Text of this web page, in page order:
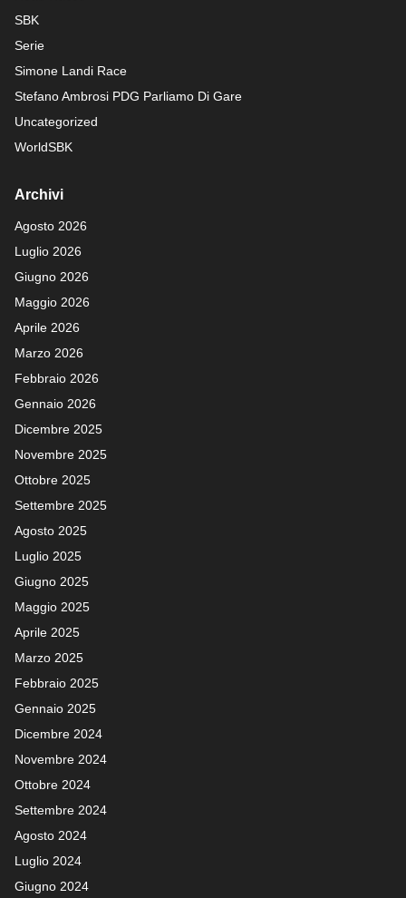
SBK
Serie
Simone Landi Race
Stefano Ambrosi PDG Parliamo Di Gare
Uncategorized
WorldSBK
Archivi
Agosto 2026
Luglio 2026
Giugno 2026
Maggio 2026
Aprile 2026
Marzo 2026
Febbraio 2026
Gennaio 2026
Dicembre 2025
Novembre 2025
Ottobre 2025
Settembre 2025
Agosto 2025
Luglio 2025
Giugno 2025
Maggio 2025
Aprile 2025
Marzo 2025
Febbraio 2025
Gennaio 2025
Dicembre 2024
Novembre 2024
Ottobre 2024
Settembre 2024
Agosto 2024
Luglio 2024
Giugno 2024